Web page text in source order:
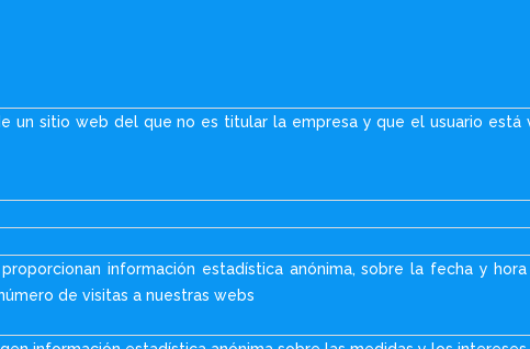
un sitio web del que no es titular la empresa y que el usuario está
proporcionan información estadística anónima, sobre la fecha y
de visitas a nuestras webs